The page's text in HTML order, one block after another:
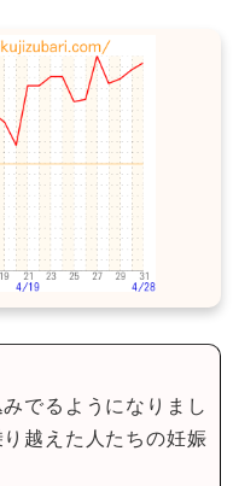
でるようになりまし
越えた人たちの妊娠